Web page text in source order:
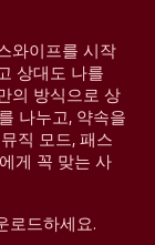
와이프를 시작
상대도 나를
의 방식으로 상
나누고, 약속을
직 모드, 패스
게 꼭 맞는 사
로드하세요.